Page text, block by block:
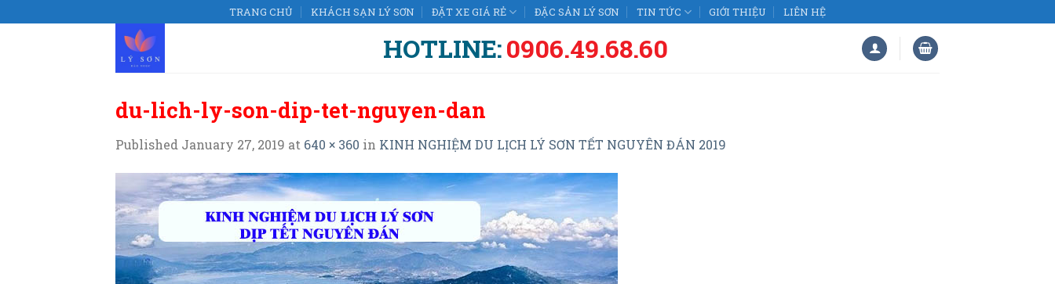
to
TRANG CHỦ KHÁCH SẠN LÝ SƠN ĐẶT XE GIÁ RẺ ĐẶC SẢN LÝ SƠN TIN TỨC GIỚI THIỆU LIÊN HỆ
HOTLINE:0906.49.68.60
du-lich-ly-son-dip-tet-nguyen-dan
Published January 27, 2019 at 640 × 360 in KINH NGHIỆM DU LỊCH LÝ SƠN TẾT NGUYÊN ĐÁN 2019